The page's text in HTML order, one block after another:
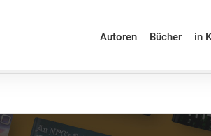
Autoren Bücher in